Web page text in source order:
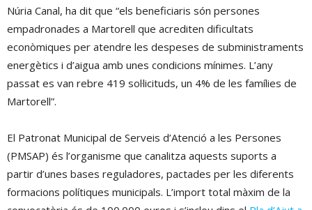
Núria Canal, ha dit que “els beneficiaris són persones
empadronades a Martorell que acrediten dificultats
econòmiques per atendre les despeses de subministraments
energètics i d’aigua amb unes condicions mínimes. L’any
passat es van rebre 419 sol·licituds, un 4% de les famílies de
Martorell”.
El Patronat Municipal de Serveis d’Atenció a les Persones
(PMSAP) és l’organisme que canalitza aquests suports a
partir d’unes bases reguladores, pactades per les diferents
formacions polítiques municipals. L’import total màxim de la